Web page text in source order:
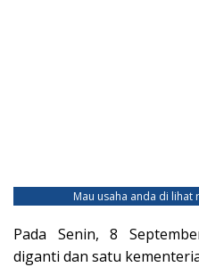
Mau usaha anda di lihat
Pada Senin, 8
diganti dan satu